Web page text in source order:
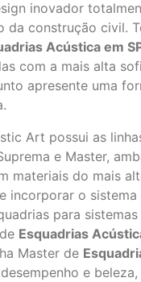
inovador
da construção civil.
Acústica em
com a mais alta
apresente uma
Art possui as
e Master,
materiais do mais
incorporar o
para
Esquadrias
Master de
e